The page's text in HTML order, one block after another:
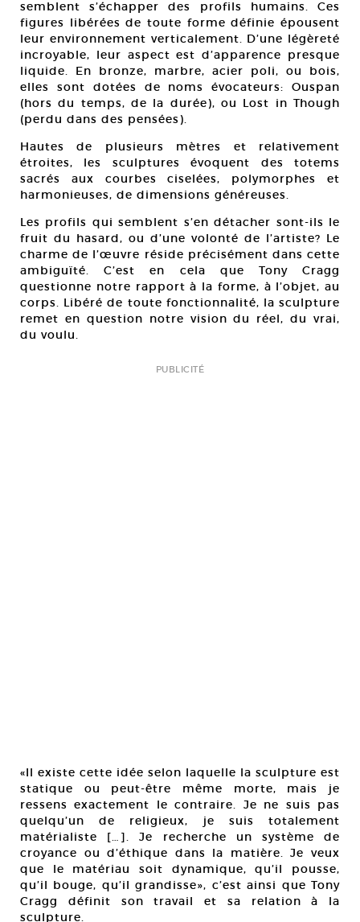
semblent s’échapper des profils humains. Ces
figures libérées de toute forme définie épousent
leur environnement verticalement. D’une légèreté
incroyable, leur aspect est d’apparence presque
liquide. En bronze, marbre, acier poli, ou bois,
elles sont dotées de noms évocateurs: Ouspan
(hors du temps, de la durée), ou Lost in Though
(perdu dans des pensées).
Hautes de plusieurs mètres et relativement
étroites, les sculptures évoquent des totems
sacrés aux courbes ciselées, polymorphes et
harmonieuses, de dimensions généreuses.
Les profils qui semblent s’en détacher sont-ils le
fruit du hasard, ou d’une volonté de l’artiste? Le
charme de l’œuvre réside précisément dans cette
ambiguïté. C’est en cela que Tony Cragg
questionne notre rapport à la forme, à l’objet, au
corps. Libéré de toute fonctionnalité, la sculpture
remet en question notre vision du réel, du vrai,
du voulu.
PUBLICITÉ
«Il existe cette idée selon laquelle la sculpture est
statique ou peut-être même morte, mais je
ressens exactement le contraire. Je ne suis pas
quelqu’un de religieux, je suis totalement
matérialiste […]. Je recherche un système de
croyance ou d’éthique dans la matière. Je veux
que le matériau soit dynamique, qu’il pousse,
qu’il bouge, qu’il grandisse», c’est ainsi que Tony
Cragg définit son travail et sa relation à la
sculpture.